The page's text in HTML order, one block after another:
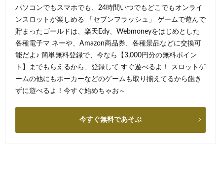
パソコンでもスマホでも、24時間いつでもどこでもオンライ
ンスロットが楽しめる 「セブンフラッシュ」 ゲームで遊んで
貯まったゴールドは、楽天Edy、Webmoneyをはじめとした
各種電子マ ネーや、Amazon商品券、各種景品などに交換可
能だよ♪ 簡単無料登録で、今なら【3,000円分の無料ポイン
ト】までもらえるから、登録して すぐ遊べるよ！ スロットゲ
ームの他にもポーカーなどのゲームも取り揃えてるから飽き
ずに遊べるよ！今すぐ始めちゃお～
今すぐ無料であそぶ